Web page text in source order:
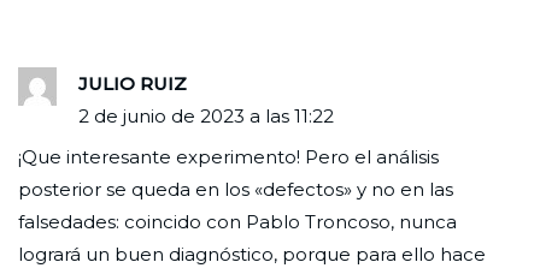
JULIO RUIZ
2 de junio de 2023 a las 11:22
¡Que interesante experimento! Pero el análisis
posterior se queda en los «defectos» y no en las
falsedades: coincido con Pablo Troncoso, nunca
logrará un buen diagnóstico, porque para ello hace